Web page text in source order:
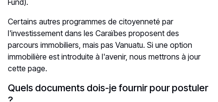
Fund).
Certains autres programmes de citoyenneté par
l'investissement dans les Caraïbes proposent des
parcours immobiliers, mais pas Vanuatu. Si une option
immobilière est introduite à l'avenir, nous mettrons à jour
cette page.
Quels documents dois-je fournir pour postuler